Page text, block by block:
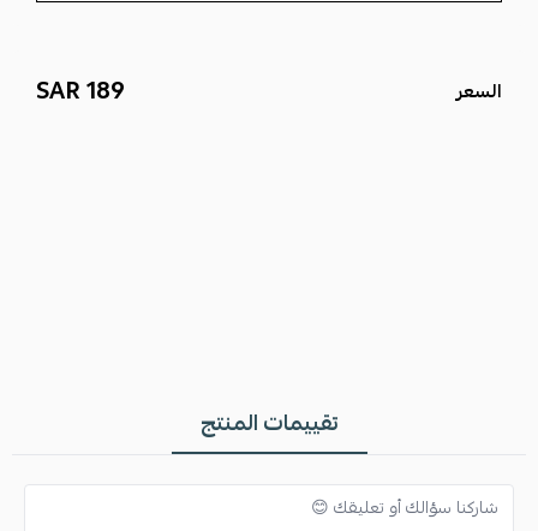
السعر 189 SAR
تقييمات المنتج